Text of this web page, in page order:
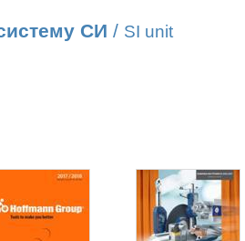
СИ / SI unit